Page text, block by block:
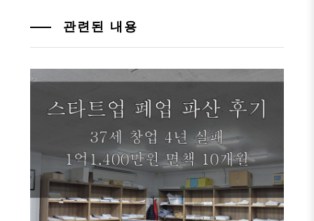
관련된 내용